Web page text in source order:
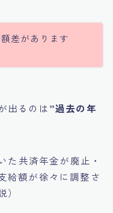
差があります
出るのは”過去の年
た共済年金が廃止・
給額が徐々に調整さ